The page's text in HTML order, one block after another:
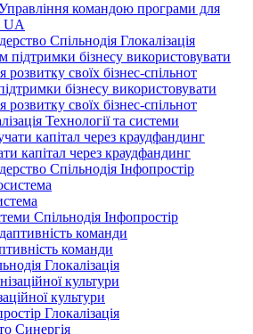
командою програми для
UA
Спільнодія Глокалізація
бізнесу використовувати
своїх бізнес-спільнот
Технології та системи
капітал через краудфандинг
Спільнодія Інфопростір
Спільнодія Інфопростір
команди
Глокалізація
культури
Глокалізація